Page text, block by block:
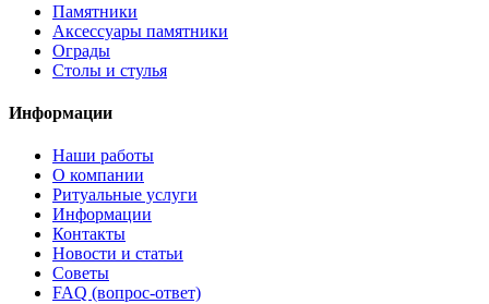
Памятники
Аксессуары памятники
Ограды
Столы и стулья
Информации
Наши работы
О компании
Ритуальные услуги
Информации
Контакты
Новости и статьи
Советы
FAQ (вопрос-ответ)